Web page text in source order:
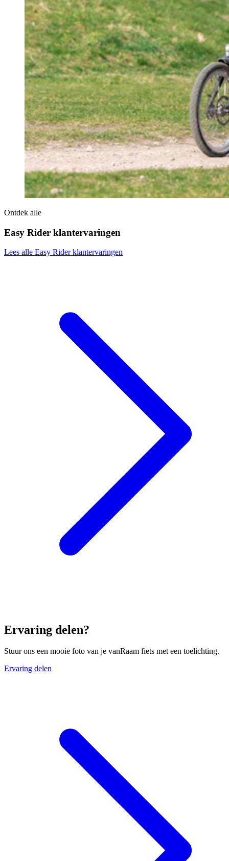
Ontdek alle
Easy Rider klantervaringen
Lees alle Easy Rider klantervaringen
Ervaring delen?
Stuur ons een mooie foto van je vanRaam fiets met een toelichting.
Ervaring delen